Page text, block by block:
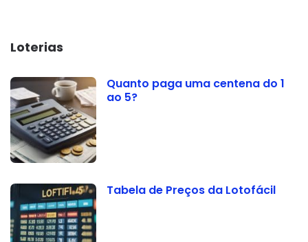
Loterias
Quanto paga uma centena do 1
ao 5?
Tabela de Preços da Lotofácil